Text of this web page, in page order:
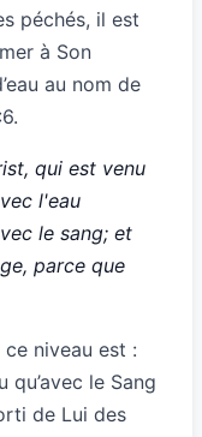
péchés, il est
à Son
au nom de
qui est venu
l'eau
le sang; et
parce que
ce niveau est :
qu’avec le Sang
de Lui des